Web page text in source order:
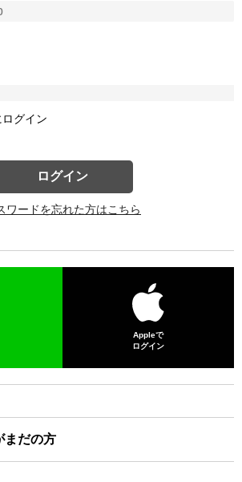
グイン
ログイン
ワードを忘れた方はこちら
Appleで
ログイン
まだの方